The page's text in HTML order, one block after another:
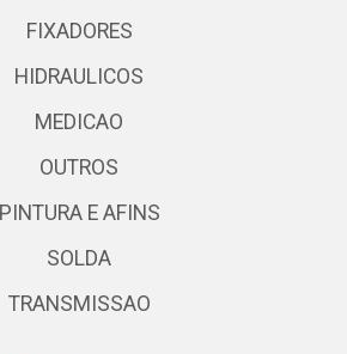
FIXADORES
HIDRAULICOS
MEDICAO
OUTROS
PINTURA E AFINS
SOLDA
TRANSMISSAO